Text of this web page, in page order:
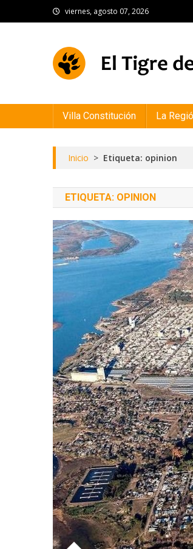
to
viernes, agosto 07, 2026
Villa Constitución La
Inicio > Etiqueta: opinion
ETIQUETA: OPINION